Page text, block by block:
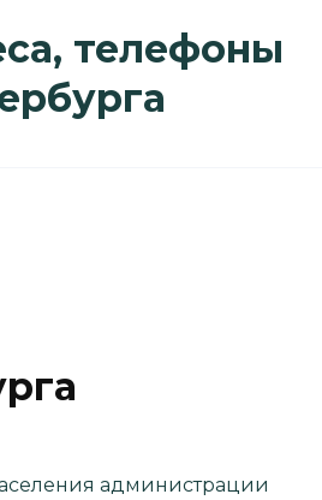
телефоны
администрации